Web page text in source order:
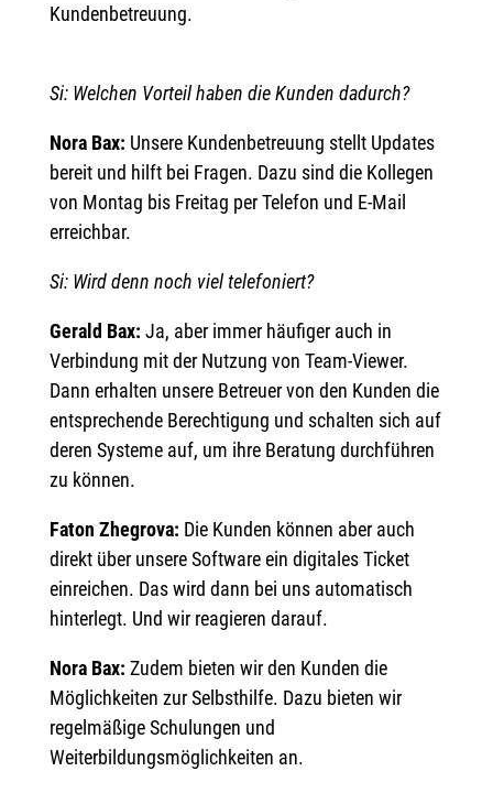
Kundenbetreuung.
Si: Welchen Vorteil haben die Kunden dadurch?
Nora Bax: Unsere Kundenbetreuung stellt Updates
bereit und hilft bei Fragen. Dazu sind die Kollegen
von Montag bis Freitag per Telefon und E-Mail
erreichbar.
Si: Wird denn noch viel telefoniert?
Gerald Bax: Ja, aber immer häufiger auch in
Verbindung mit der Nutzung von Team-Viewer.
Dann erhalten unsere Betreuer von den Kunden die
entsprechende Berechtigung und schalten sich auf
deren Systeme auf, um ihre Beratung durchführen
zu können.
Faton Zhegrova: Die Kunden können aber auch
direkt über unsere Software ein digitales Ticket
einreichen. Das wird dann bei uns automatisch
hinterlegt. Und wir reagieren darauf.
Nora Bax: Zudem bieten wir den Kunden die
Möglichkeiten zur Selbsthilfe. Dazu bieten wir
regelmäßige Schulungen und
Weiterbildungsmöglichkeiten an.